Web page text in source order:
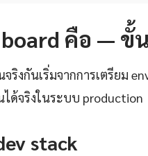
board คือ —
ริงกันเริ่มจากการเตรียม
ด้จริงในระบบ production
stack